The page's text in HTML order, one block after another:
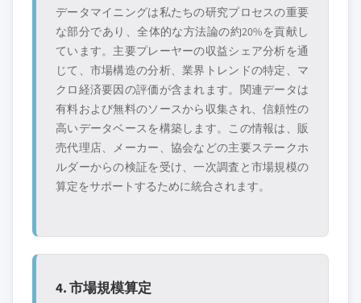
データマイニングは私たちの研究プロセスの重要
な部分であり、全体的な方法論の約20%を貢献し
ています。主要プレーヤーの収益シェア分析を通
じて、市場構造の分析、業界トレンドの特定、マ
クロ経済要因の評価が含まれます。関連データは
有料および無料のソースから収集され、信頼性の
高いデータベースを構築します。この情報は、販
売代理店、メーカー、協会などの主要ステークホ
ルダーからの検証を受け、一次調査と市場規模の
算定をサポートするために統合されます。
4. 市場規模算定